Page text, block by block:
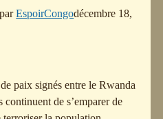
parEspoirCongodécembre 18,
paix signés entre le Rwanda
de s’emparer de